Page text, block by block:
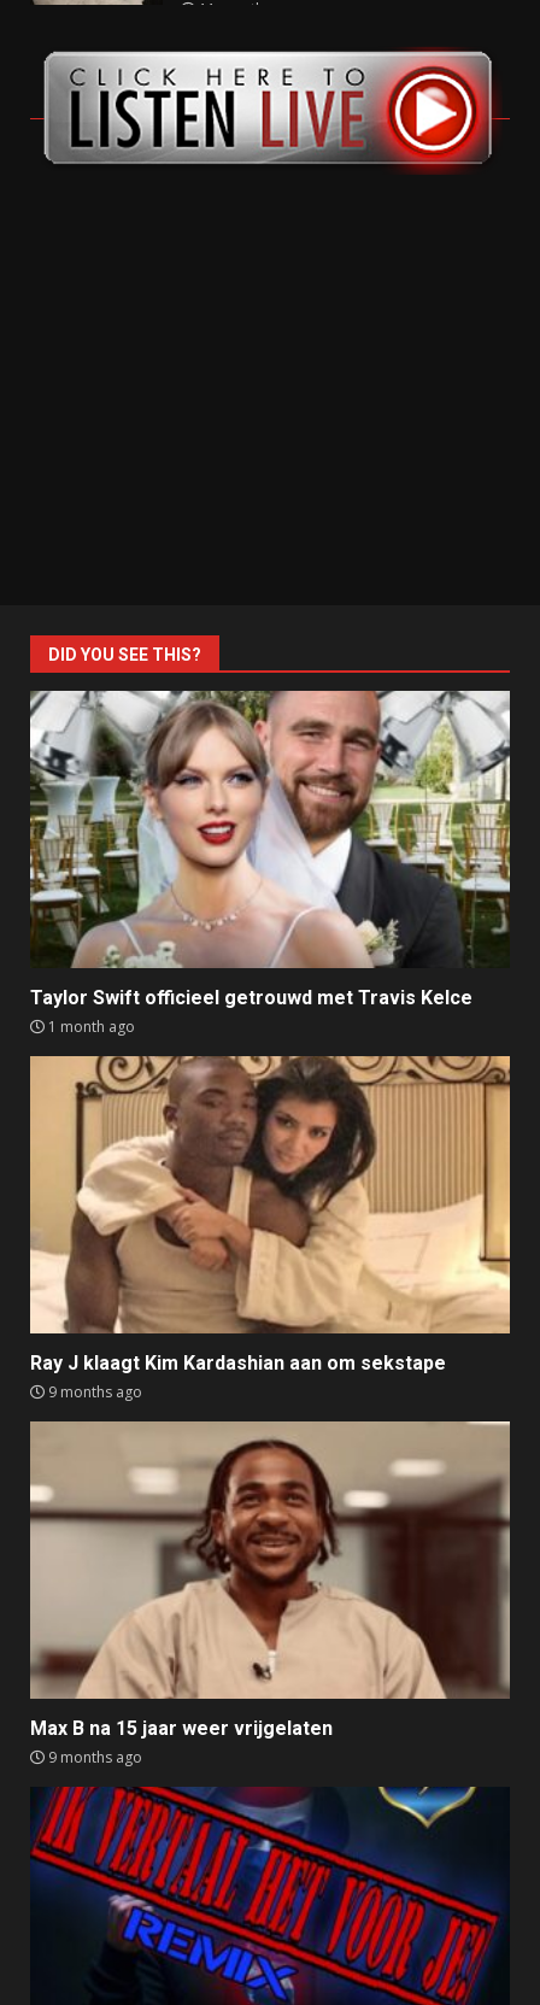
11 months ago
DID YOU SEE THIS?
Taylor Swift officieel getrouwd met Travis Kelce
1 month ago
Ray J klaagt Kim Kardashian aan om sekstape
9 months ago
Max B na 15 jaar weer vrijgelaten
9 months ago